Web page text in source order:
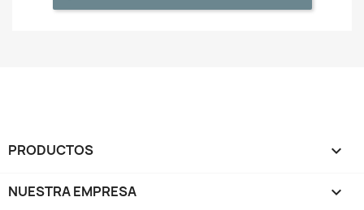
PRODUCTOS 
NUESTRA EMPRESA 